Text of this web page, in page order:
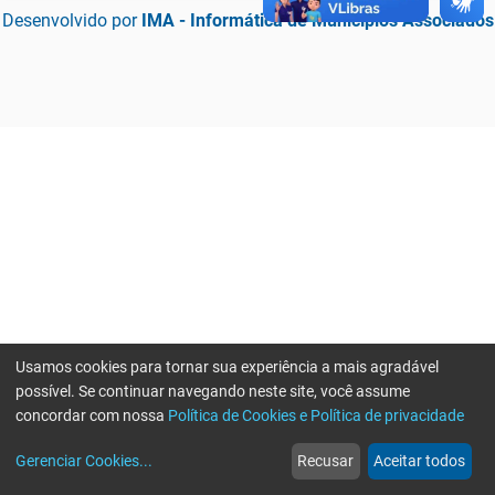
Desenvolvido por IMA - Informática de Municípios Associados
web
Notícias
more_horiz
Mais
Usamos cookies para tornar sua experiência a mais agradável
possível. Se continuar navegando neste site, você assume
concordar com nossa Política de Cookies e Política de privacidade
Gerenciar Cookies... Recusar Aceitar todos
Erro ao enviar informações, por favor tente novamente